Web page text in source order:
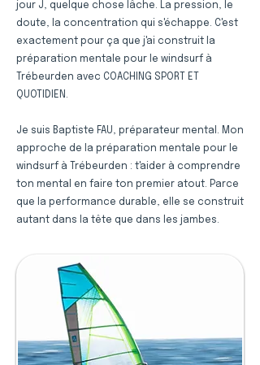
jour J, quelque chose lâche. La pression, le
doute, la concentration qui s'échappe. C'est
exactement pour ça que j'ai construit la
préparation mentale pour le windsurf à
Trébeurden avec COACHING SPORT ET
QUOTIDIEN.
Je suis Baptiste FAU, préparateur mental. Mon
approche de la préparation mentale pour le
windsurf à Trébeurden : t'aider à comprendre
ton mental en faire ton premier atout. Parce
que la performance durable, elle se construit
autant dans la tête que dans les jambes.